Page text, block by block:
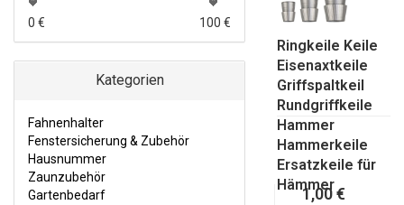
KISTENGRIFFE
KLEMME
LASTHAKEN
MÖBELZUBEHÖR
REGALTRÄGER KONSOLSTÜTZE
0 € 100 €
Kategorien
Fahnenhalter
Fenstersicherung & Zubehör
Hausnummer
Zaunzubehör
Gartenbedarf
Ringkeile Keile
Eisenaxtkeile
Griffspaltkeil
Rundgriffkeile
Hammer
Hammerkeile
Ersatzkeile für
Hämmer
1,00 €